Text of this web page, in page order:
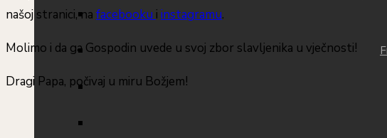
našoj stranici, na facebooku i instagramu.
Molimo i da ga Gospodin uvede u svoj zbor slavljenika u vječnosti!
Dragi Papa, počivaj u miru Božjem!